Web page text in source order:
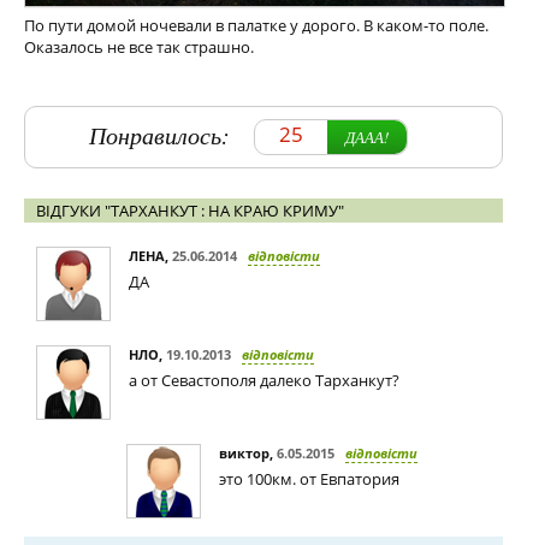
По пути домой ночевали в палатке у дорого. В каком-то поле.
Оказалось не все так страшно.
Понравилось: 25 ДААА!
ВІДГУКИ "ТАРХАНКУТ : НА КРАЮ КРИМУ"
ЛЕНА 25.06.2014 відповісти
ДА
НЛО 19.10.2013 відповісти
а от Севастополя далеко Тарханкут?
виктор 6.05.2015 відповісти
это 100км. от Евпатория